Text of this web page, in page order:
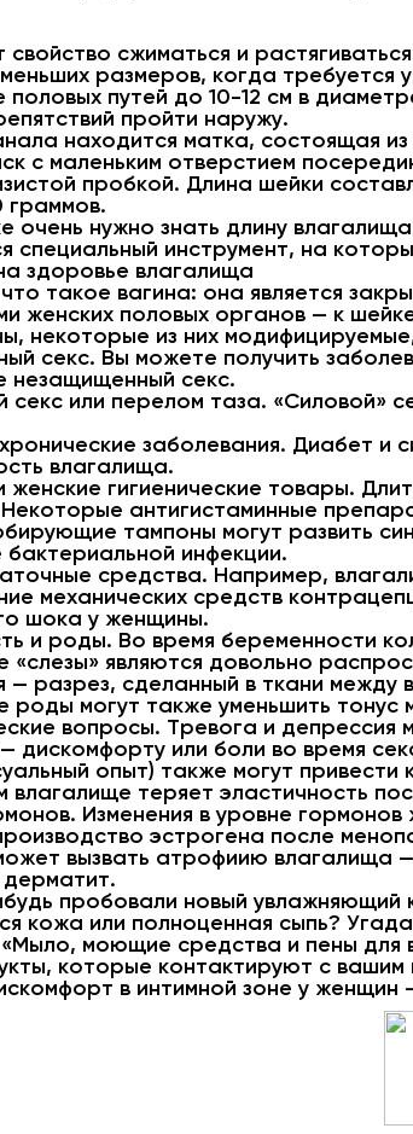
свойство сжиматься и
размеров, когда
путей до 10-12 см в
пройти наружу.
находится матка, состоящая
с маленьким отверстием
пробкой. Длина шейки
граммов.
очень нужно знать длину
специальный инструмент, на
здоровье влагалища
такое вагина: она является
женских половых органов — к
некоторые из них
секс. Вы можете получить
незащищенный секс.
секс или перелом таза. «Силовой»
заболевания. Диабет и
влагалища.
женские гигиенические товары.
антигистаминные
тампоны могут развить
инфекции.
средства. Например,
механических средств
шока у женщины.
и роды. Во время беременности
«слезы» являются довольно
— разрез, сделанный в ткани
роды могут также уменьшить
вопросы. Тревога и депрессия
дискомфорту или боли во время
опыт) также могут привести
влагалище теряет эластичность
Изменения в уровне
эстрогена после
вызвать атрофиию влагалища
пробовали новый увлажняющий
кожа или полноценная сыпь?
моющие средства и пены для
которые контактируют с
в интимной зоне у женщин